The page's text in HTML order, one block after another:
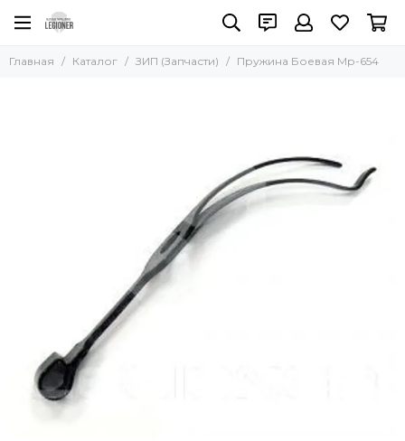
Главная Каталог ЗИП (Запчасти) Пружина Боевая Мр-654